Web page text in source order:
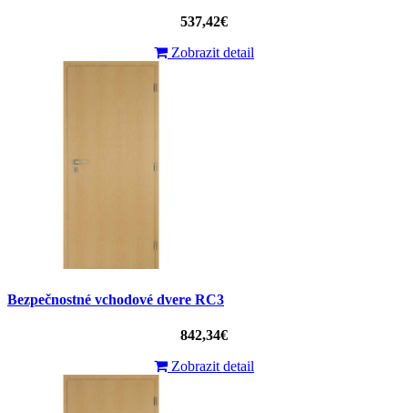
537,42€
Zobrazit detail
Bezpečnostné vchodové dvere RC3
842,34€
Zobrazit detail